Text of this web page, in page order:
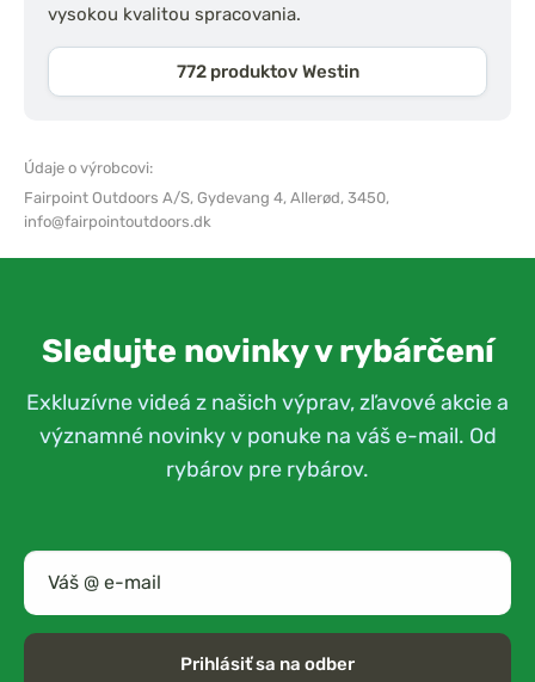
vysokou kvalitou spracovania.
772 produktov Westin
Údaje o výrobcovi:
Fairpoint Outdoors A/S, Gydevang 4, Allerød, 3450,
info@fairpointoutdoors.dk
Sledujte novinky v rybárčení
Exkluzívne videá z našich výprav, zľavové akcie a
významné novinky v ponuke na váš e-mail. Od
rybárov pre rybárov.
Prihlásiť sa na odber